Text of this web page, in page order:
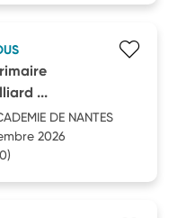
...
DE NANTES
2026